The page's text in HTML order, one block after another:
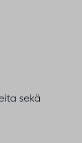
sekä